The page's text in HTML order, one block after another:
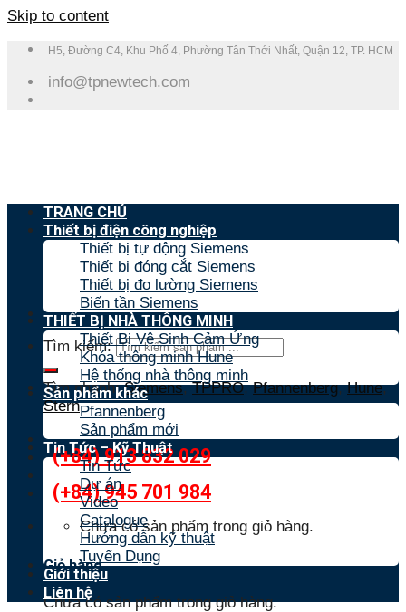
Skip to content
H5, Đường C4, Khu Phố 4, Phường Tân Thới Nhất, Quận 12, TP. HCM
info@tpnewtech.com
Tìm kiếm:
Tìm nhanh:Siemens,TPPRO,Pfannenberg,Hune,
Stern
(+84) 913 832 029
(+84) 945 701 984
Chưa có sản phẩm trong giỏ hàng.
Giỏ hàng
Chưa có sản phẩm trong giỏ hàng.
TRANG CHỦ
Thiết bị điện công nghiệp
Thiết bị tự động Siemens
Thiết bị đóng cắt Siemens
Thiết bị đo lường Siemens
Biến tần Siemens
THIẾT BỊ NHÀ THÔNG MINH
Thiết Bị Vệ Sinh Cảm Ứng
Khóa thông minh Hune
Hệ thống nhà thông minh
Sản phẩm khác
Pfannenberg
Sản phẩm mới
Tin Tức – Kỹ Thuật
Tin Tức
Dự án
Video
Catalogue
Hướng dẫn kỹ thuật
Tuyển Dụng
Giới thiệu
Liên hệ